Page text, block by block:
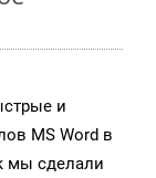
и
MS Word в
мы сделали